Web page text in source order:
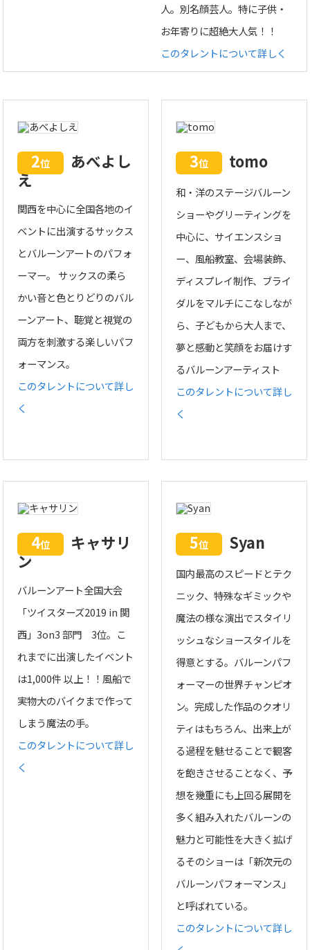
人。別名顔芸人。特に子供・
お年寄りに超絶大人気！！
このタレントについて詳しく
2位
あべよし
え
関西を中心に全国各地のイ
ベントに出演するサックス
とバルーンアートのパフォ
ーマー。 サックスの柔ら
かい音と色とりどりのバル
ーンアート、聴覚と視覚の
両方を刺激する楽しいパフ
ォーマンス。
このタレントについて詳し
く
3位 tomo
和・洋のステージバルーン
ショーやグリーティングを
中心に、サイエンスショ
ー、風船教室、会場装飾、
ディスプレイ制作、ブライ
ダルをマルチにこなしなが
ら、子どもから大人まで、
夢と感動と笑顔をお届けす
るバルーンアーティスト
このタレントについて詳し
く
4位
キャサリ
ン
バルーンアート全国大会
「ツイスターズ2019 in 関
西」3on3 部門 3位。こ
れまでに出演したイベント
は1,000件 以上！！風船で
実物大のバイクまで作って
しまう魔法の手。
このタレントについて詳し
く
5位 Syan
国内最高のスピードとテク
ニック、特殊なギミックや
魔法の様な演出でスタイリ
ッシュなショースタイルを
得意とする。バルーンパフ
ォーマーの世界チャンピオ
ン。完成した作品のクオリ
ティはもちろん、出来上が
る過程を魅せることで観客
を飽きさせることなく、予
想を幾重にも上回る展開を
多く組み入れたバルーンの
魅力と可能性を大きく拡げ
るそのショーは「新次元の
バルーンパフォーマンス」
と呼ばれている。
このタレントについて詳し